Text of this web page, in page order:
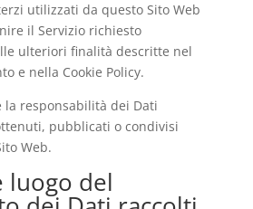
utilizzati da questo Sito Web
il Servizio richiesto
ulteriori finalità descritte nel
e nella Cookie Policy.
la responsabilità dei Dati
pubblicati o condivisi
Web.
luogo del